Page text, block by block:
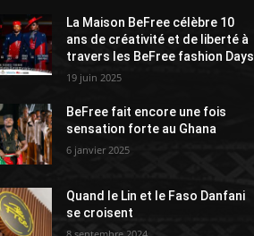
La Maison BeFree célèbre 10
ans de créativité et de liberté à
travers les BeFree fashion Days
19 juin 2025
BeFree fait encore une fois
sensation forte au Ghana
6 janvier 2025
Quand le Lin et le Faso Danfani
se croisent